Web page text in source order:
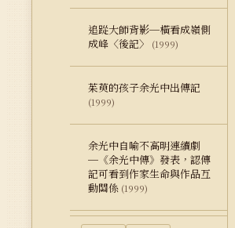
追踨大師背影─橫看成嶺側
成峰〈後記〉
(1999)
茱萸的孩子余光中出傳記
(1999)
余光中自喻不高明連續劇
─《余光中傳》發表，認傳
記可看到作家生命與作品互
動關係 (1999)